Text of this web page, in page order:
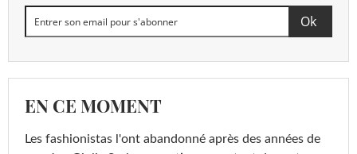
EN CE MOMENT
Les fashionistas l'ont abandonné après des années de